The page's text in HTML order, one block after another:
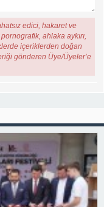
edici, hakaret ve
ahlaka aykırı,
içeriklerden doğan
gönderen Üye/Üyeler’e